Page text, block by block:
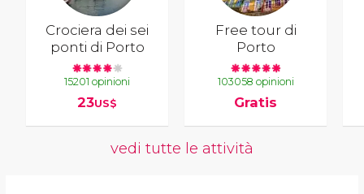
Crociera dei sei
ponti di Porto
15201 opinioni
23US$
Free tour di
Porto
103058 opinioni
Gratis
vedi tutte le attività